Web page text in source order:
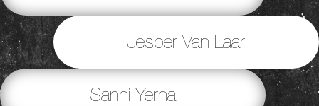
Jesper Van Laar
Sanni Yerna